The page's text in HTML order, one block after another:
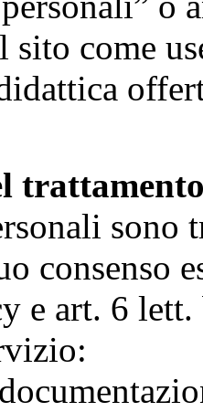
sito come
sono
consenso
e art. 6